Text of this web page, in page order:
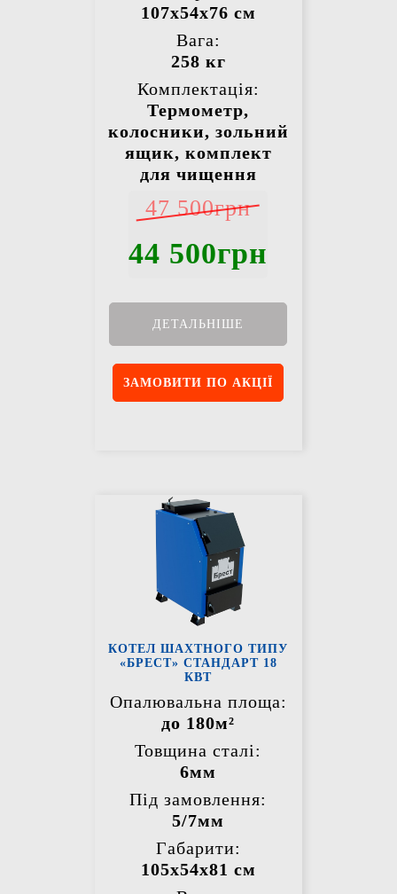
107х54х76 см
Вага:
258 кг
Комплектація:
Термометр,
колосники, зольний
ящик, комплект
для чищення
47 500грн
44 500грн
ДЕТАЛЬНІШЕ
ЗАМОВИТИ ПО АКЦІЇ
КОТЕЛ ШАХТНОГО ТИПУ
«БРЕСТ» СТАНДАРТ 18
КВТ
Опалювальна площа:
до 180м²
Товщина сталі:
6мм
Під замовлення:
5/7мм
Габарити:
105х54х81 см